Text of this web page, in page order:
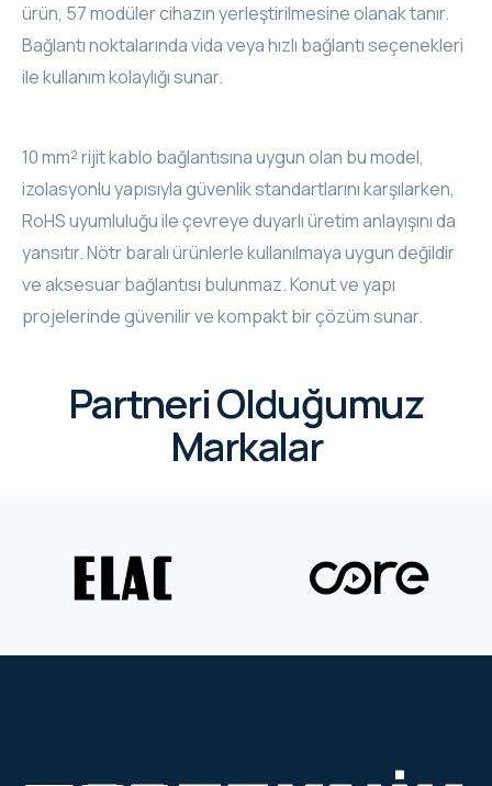
ürün, 57 modüler cihazın yerleştirilmesine olanak tanır.
Bağlantı noktalarında vida veya hızlı bağlantı seçenekleri
ile kullanım kolaylığı sunar.
10 mm² rijit kablo bağlantısına uygun olan bu model,
izolasyonlu yapısıyla güvenlik standartlarını karşılarken,
RoHS uyumluluğu ile çevreye duyarlı üretim anlayışını da
yansıtır. Nötr baralı ürünlerle kullanılmaya uygun değildir
ve aksesuar bağlantısı bulunmaz. Konut ve yapı
projelerinde güvenilir ve kompakt bir çözüm sunar.
Partneri Olduğumuz
Markalar